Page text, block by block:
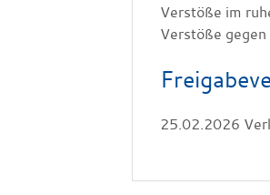
Verstöße im
Verstöße
25.02.2026